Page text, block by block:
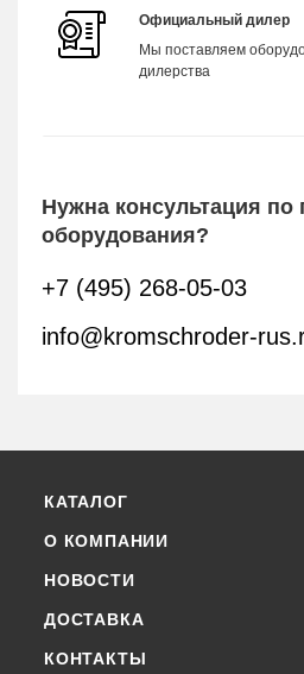
Официальный дилер
Мы поставляем
дилерства
Нужна консультация по
оборудования?
+7 (495) 268-05-03
info@kromschroder-
КАТАЛОГ
О КОМПАНИИ
НОВОСТИ
ДОСТАВКА
КОНТАКТЫ